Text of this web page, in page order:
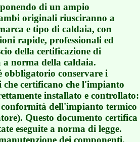
di un ampio
originali riusciranno a
e tipo di caldaia, con
rapide, professionali ed
della certificazione di
a norma della caldaia.
obbligatorio conservare i
che certificano che l'impianto
installato e controllato:
dell'impianto termico
Questo documento certifica
eseguite a norma di legge.
dei componenti.